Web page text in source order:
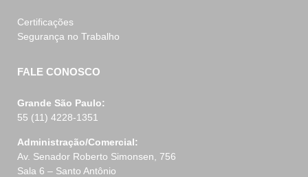
Certificações
Segurança no Trabalho
FALE CONOSCO
Grande São Paulo:
55 (11) 4228-1351
Administração/Comercial:
Av. Senador Roberto Simonsen, 756
Sala 6 – Santo Antônio